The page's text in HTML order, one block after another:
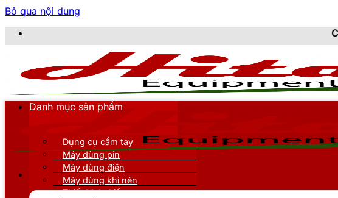
Bỏ qua nội dung
CÔNG TY TNHH
Danh mục sản phẩm
Dụng cụ cầm tay
Máy dùng pin
Máy dùng điện
Máy dùng khí nén
Thiết bị đo kiểm